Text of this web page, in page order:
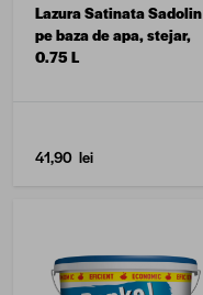
Lazura Satinata Sadolin
pe baza de apa, stejar,
0.75 L
41,90 lei